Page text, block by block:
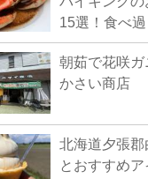
15選！食べ
朝茹で花咲
かさい商店
北海道夕張郡
とおすすめ